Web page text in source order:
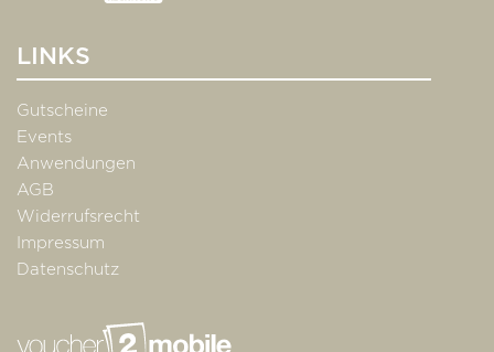
LINKS
Gutscheine
Events
Anwendungen
AGB
Widerrufsrecht
Impressum
Datenschutz